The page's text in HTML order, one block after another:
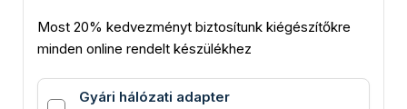
Most 20% kedvezményt biztosítunk kiégészítőkre
minden online rendelt készülékhez
Gyári hálózati adapter